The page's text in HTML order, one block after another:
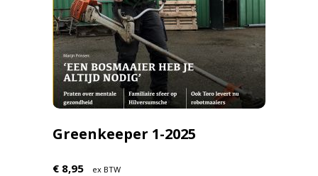
Greenkeeper 1-2025
€ 8,95 ex BTW